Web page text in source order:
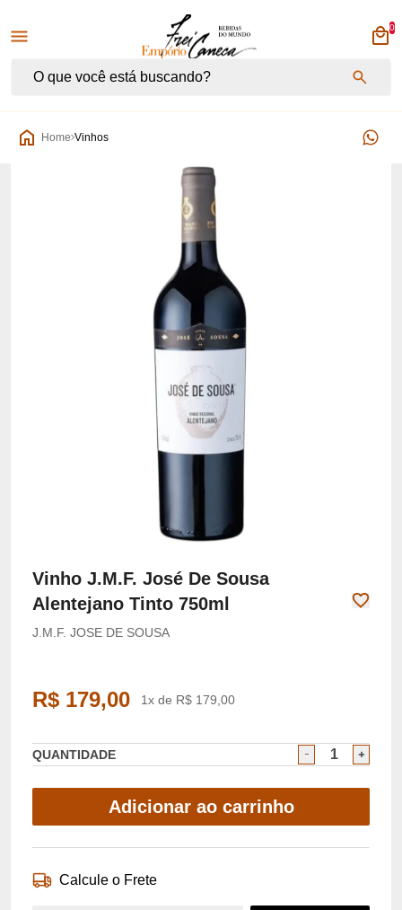
Empório Frei Caneca
0
Home Vinhos
Vinho J.M.F. José De Sousa
Alentejano Tinto 750ml
J.M.F. JOSE DE SOUSA
R$ 179,00 1x de R$ 179,00
QUANTIDADE
Adicionar ao carrinho
Calcule o Frete